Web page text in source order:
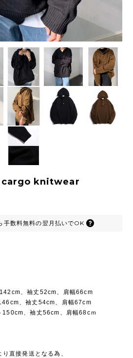
knitwear
手数料無料の翌月払いでOK
、袖丈52cm、肩幅66cm
、袖丈54cm、肩幅67cm
150cm、袖丈56cm、肩幅68cｍ
直接発送となる為、